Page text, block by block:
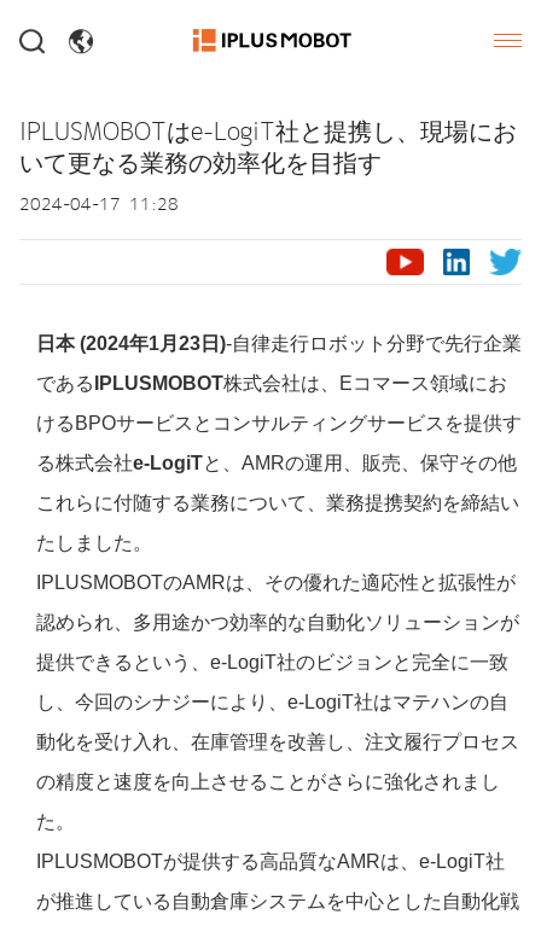
IPLUSMOBOTはe-LogiT社と提携し、現場にお
いて更なる業務の効率化を目指す
2024-04-17 11:28
日本 (2024年1月23日)-自律走行ロボット分野で先行企業
である IPLUSMOBOT株式会社は、Eコマース領域にお
けるBPOサービスとコンサルティングサービスを提供す
る株式会社e-LogiTと、AMRの運用、販売、保守その他
これらに付随する業務について、業務提携契約を締結い
たしました。
IPLUSMOBOTのAMRは、その優れた適応性と拡張性が
認められ、多用途かつ効率的な自動化ソリューションが
提供できるという、e-LogiT社のビジョンと完全に一致
し、今回のシナジーにより、e-LogiT社はマテハンの自
動化を受け入れ、在庫管理を改善し、注文履行プロセス
の精度と速度を向上させることがさらに強化されまし
た。
IPLUSMOBOTが提供する高品質なAMRは、e-LogiT社
が推進している自動倉庫システムを中心とした自動化戦